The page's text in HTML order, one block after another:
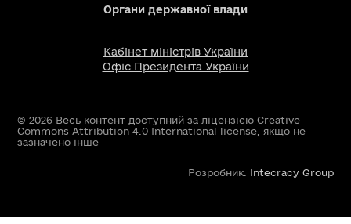
Органи державної влади
Кабінет міністрів України
Офіс Президента України
© 2026 Весь контент доступний за ліцензією Creative
Commons Attribution 4.0 International license, якщо не
зазначено інше
Розробник: Intecracy Group